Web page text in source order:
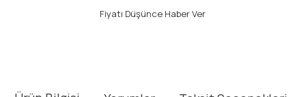
Fiyatı Düşünce Haber Ver